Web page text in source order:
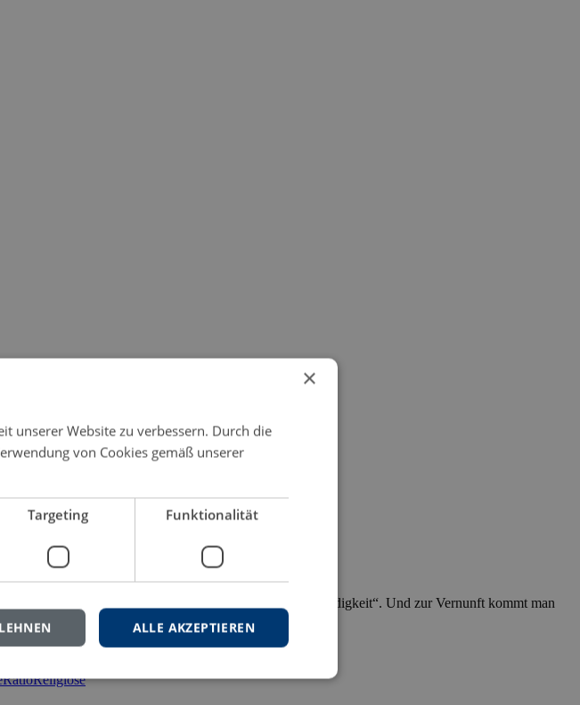
sie konfrontiert ist. Konsens besteht über ihr Ziel „Mündigkeit“. Und zur Vernunft kommt man
RatioReligiöse
×
unserer Website zu verbessern. Durch die
von Cookies gemäß unserer
Targeting Funktionalität
ALLE AKZEPTIEREN